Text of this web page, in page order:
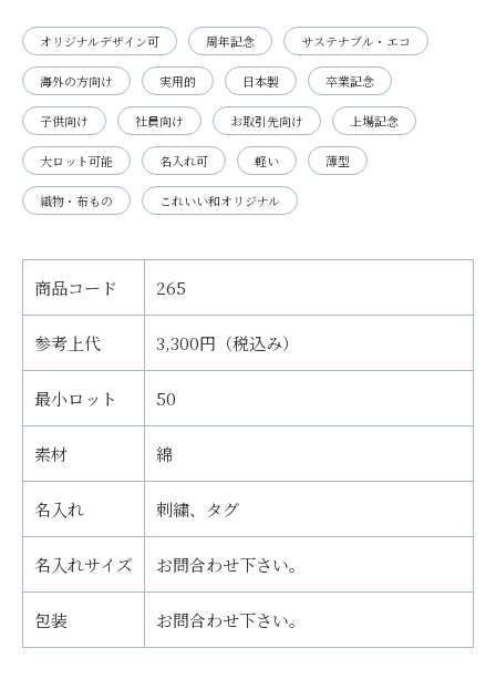
オリジナルデザイン可 周年記念 サステナブル・エコ
海外の方向け 実用的 日本製 卒業記念
子供向け 社員向け お取引先向け 上場記念
大ロット可能 名入れ可 軽い 薄型
織物・布もの これいい和オリジナル
商品コード 265
参考上代 3,300円（税込み）
最小ロット 50
素材 綿
名入れ 刺繍、タグ
名入れサイズ お問合わせ下さい。
包装 お問合わせ下さい。